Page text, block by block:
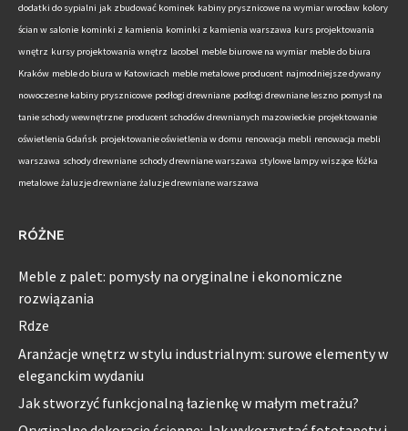
dodatki do sypialni jak zbudować kominek kabiny prysznicowe na wymiar wrocław kolory
ścian w salonie kominki z kamienia kominki z kamienia warszawa kurs projektowania
wnętrz kursy projektowania wnętrz lacobel meble biurowe na wymiar meble do biura
Kraków meble do biura w Katowicach meble metalowe producent najmodniejsze dywany
nowoczesne kabiny prysznicowe podłogi drewniane podłogi drewniane leszno pomysł na
tanie schody wewnętrzne producent schodów drewnianych mazowieckie projektowanie
oświetlenia Gdańsk projektowanie oświetlenia w domu renowacja mebli renowacja mebli
warszawa schody drewniane schody drewniane warszawa stylowe lampy wiszące łóżka
metalowe żaluzje drewniane żaluzje drewniane warszawa
RÓŻNE
Meble z palet: pomysły na oryginalne i ekonomiczne
rozwiązania
Rdze
Aranżacje wnętrz w stylu industrialnym: surowe elementy w
eleganckim wydaniu
Jak stworzyć funkcjonalną łazienkę w małym metrażu?